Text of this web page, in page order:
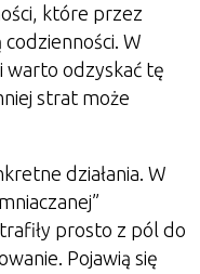
które przez
W
warto odzyskać tę
strat może
działania. W
prosto z pól do
Pojawią się